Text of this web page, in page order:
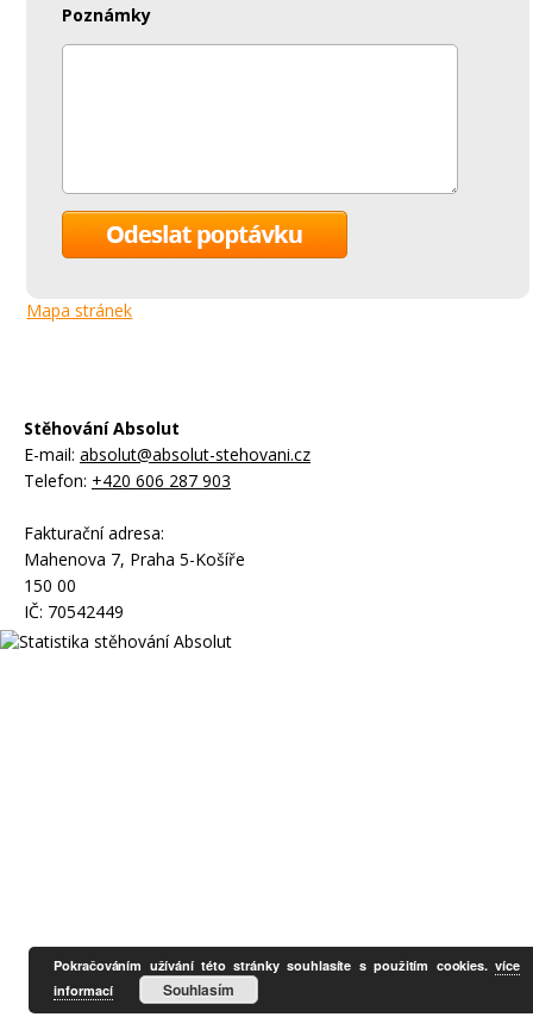
Poznámky
Mapa stránek
Stěhování Absolut
E-mail: absolut@absolut-stehovani.cz
Telefon: +420 606 287 903
Fakturační adresa:
Mahenova 7, Praha 5-Košíře
150 00
IČ: 70542449
Pokračováním užívání této stránky souhlasíte s použitím cookies.více
informací
Souhlasím